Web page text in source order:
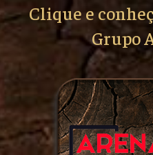
Clique e
Grupo